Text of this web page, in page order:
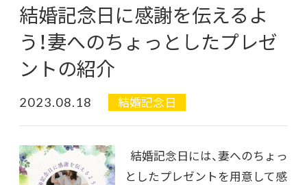
結婚記念日に感謝を伝えるよ
う！妻へのちょっとしたプレゼ
ントの紹介
2023.08.18 結婚記念日
結婚記念日には、妻へのちょっ
としたプレゼントを用意して感